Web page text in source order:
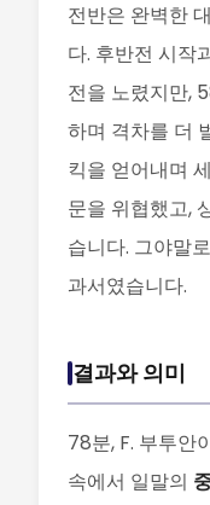
전반은 완벽한
다. 후반전 시작
전을 노렸지만,
하며 격차를 더
킥을 얻어내며
문을 위협했고,
습니다. 그야말
과서였습니다.
결과와 의미
78분, F. 부투안
속에서 일말의